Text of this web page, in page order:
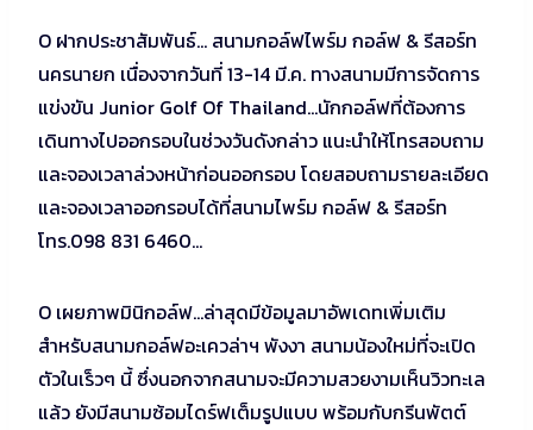
O ฝากประชาสัมพันธ์… สนามกอล์ฟไพร์ม กอล์ฟ & รีสอร์ท
นครนายก เนื่องจากวันที่ 13-14 มี.ค. ทางสนามมีการจัดการ
แข่งขัน Junior Golf Of Thailand…นักกอล์ฟที่ต้องการ
เดินทางไปออกรอบในช่วงวันดังกล่าว แนะนำให้โทรสอบถาม
และจองเวลาล่วงหน้าก่อนออกรอบ โดยสอบถามรายละเอียด
และจองเวลาออกรอบได้ที่สนามไพร์ม กอล์ฟ & รีสอร์ท
โทร.098 831 6460…
O เผยภาพมินิกอล์ฟ…ล่าสุดมีข้อมูลมาอัพเดทเพิ่มเติม
สำหรับสนามกอล์ฟอะเควล่าฯ พังงา สนามน้องใหม่ที่จะเปิด
ตัวในเร็วๆ นี้ ซึ่งนอกจากสนามจะมีความสวยงามเห็นวิวทะเล
แล้ว ยังมีสนามซ้อมไดร์ฟเต็มรูปแบบ พร้อมกับกรีนพัตต์